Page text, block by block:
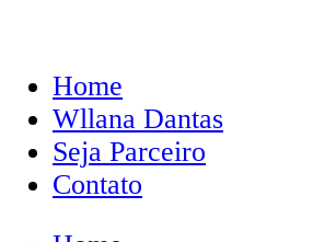
Home
Wllana Dantas
Seja Parceiro
Contato